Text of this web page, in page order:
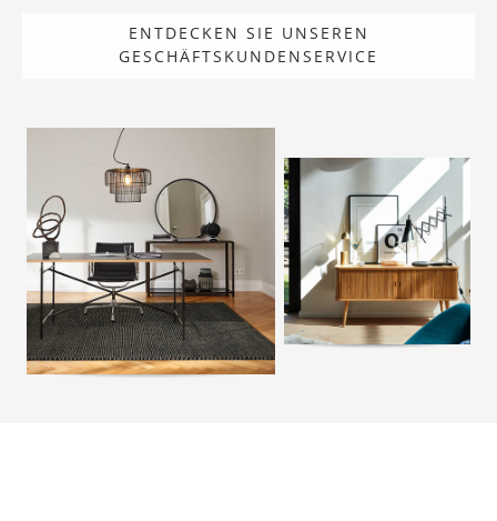
ENTDECKEN SIE UNSEREN
GESCHÄFTSKUNDENSERVICE